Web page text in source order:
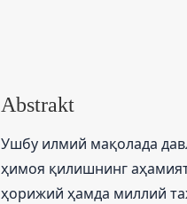
Abstrakt
Ушбу илмий мақолада
ҳимоя қилишнинг
ҳорижий ҳамда миллий